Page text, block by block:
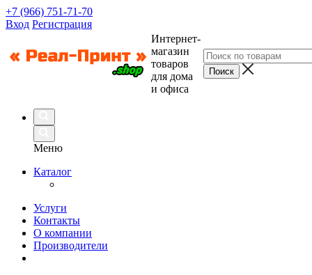
+7 (966) 751-71-70
Вход Регистрация
Интернет-
магазин
товаров
для дома
и офиса
Меню
Каталог
Услуги
Контакты
О компании
Производители